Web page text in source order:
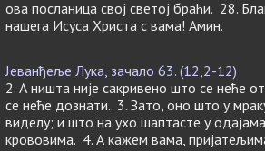
ова посланица свој светој браћи. 28.
нашега Исуса Христа с вама! Амин.
Јеванђеље Лука, зачало 63. (12,2-12)
2. А ништа није сакривено што се неће
се неће дознати. 3. Зато, оно што у
виделу; и што на ухо шаптасте у
крововима. 4. А кажем вама,